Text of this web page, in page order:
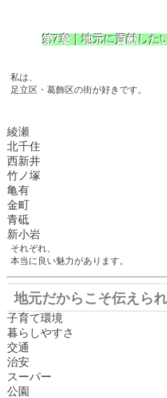
第7章｜地元に貢献した
私は、
足立区・葛飾区の街が好きです。
綾瀬
北千住
西新井
竹ノ塚
亀有
金町
青砥
新小岩
それぞれ、
本当に良い魅力があります。
地元だからこそ伝えら
子育て環境
暮らしやすさ
交通
治安
スーパー
公園